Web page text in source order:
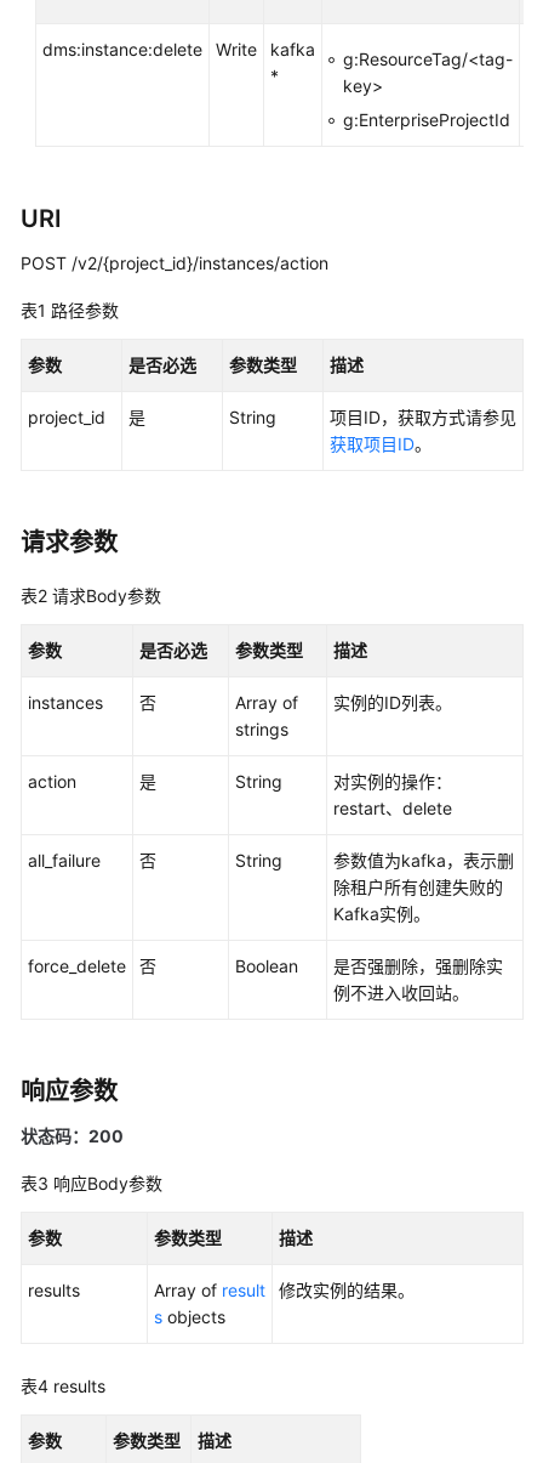
实
南
API
参
用
API
览
调
入
API
命
期
dms:instance:delete Write
kafka
*
g:ResourceTag/<tag-
key>
g:EnterpriseProjectId
URI
POST /v2/{project_id}/instances/action
表1 路径参数
参数 是否必选 参数类型 描述
project_id 是 String
项目ID，获取方式请参见
获取项目ID。
请求参数
表2 请求Body参数
参数 是否必选 参数类型 描述
instances 否
Array of
strings
实例的ID列表。
action 是 String
对实例的操作：
restart、delete
all_failure 否 String
参数值为kafka，表示删
除租户所有创建失败的
Kafka实例。
force_delete 否 Boolean
是否强删除，强删除实
例不进入收回站。
响应参数
状态码：200
表3 响应Body参数
参数 参数类型 描述
results Array of result
s objects
修改实例的结果。
表4 results
参数 参数类型 描述